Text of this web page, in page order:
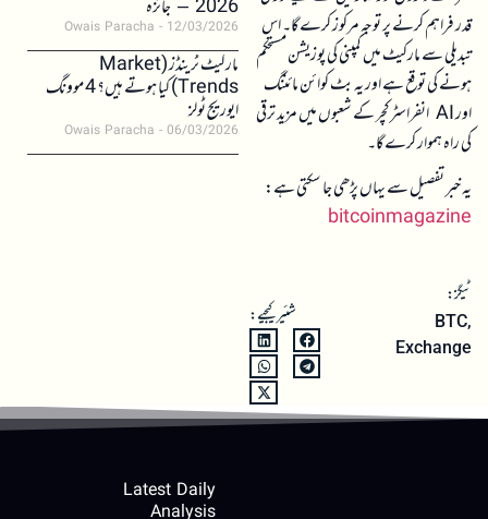
قدر فراہم کرنے پر توجہ مرکوز کرے گا۔ اس
تبدیلی سے مارکیٹ میں کمپنی کی پوزیشن مستحکم
ہونے کی توقع ہے اور یہ بٹ کوائن مائننگ
اور AI انفراسٹرکچر کے شعبوں میں مزید ترقی
کی راہ ہموار کرے گا۔
یہ خبر تفصیل سے یہاں پڑھی جا سکتی ہے:
bitcoinmagazine
ٹیگز:
BTC,
Exchange
شئیر کیجیے:
2026 – جائزہ
Owais Paracha 12/03/2026
مارکیٹ ٹرینڈز (Market
Trends) کیا ہوتے ہیں؟ 4 موونگ
ایوریج ٹولز
Owais Paracha 06/03/2026
Latest Daily
Analysis